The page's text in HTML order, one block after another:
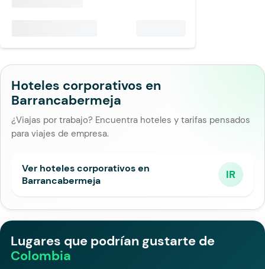
Hoteles corporativos en
Barrancabermeja
¿Viajas por trabajo? Encuentra hoteles y tarifas pensados
para viajes de empresa.
Ver hoteles corporativos en
Barrancabermeja
IR
Lugares que podrían gustarte de
Colombia